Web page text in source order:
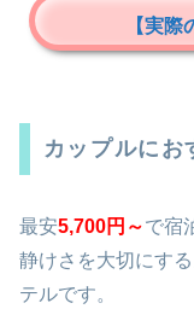
【実
カップルにお
最安5,700円～で宿
静けさを大切にす
テルです。